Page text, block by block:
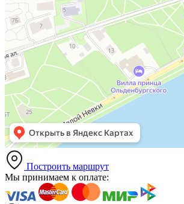
Построить маршрут
Мы принимаем к оплате: